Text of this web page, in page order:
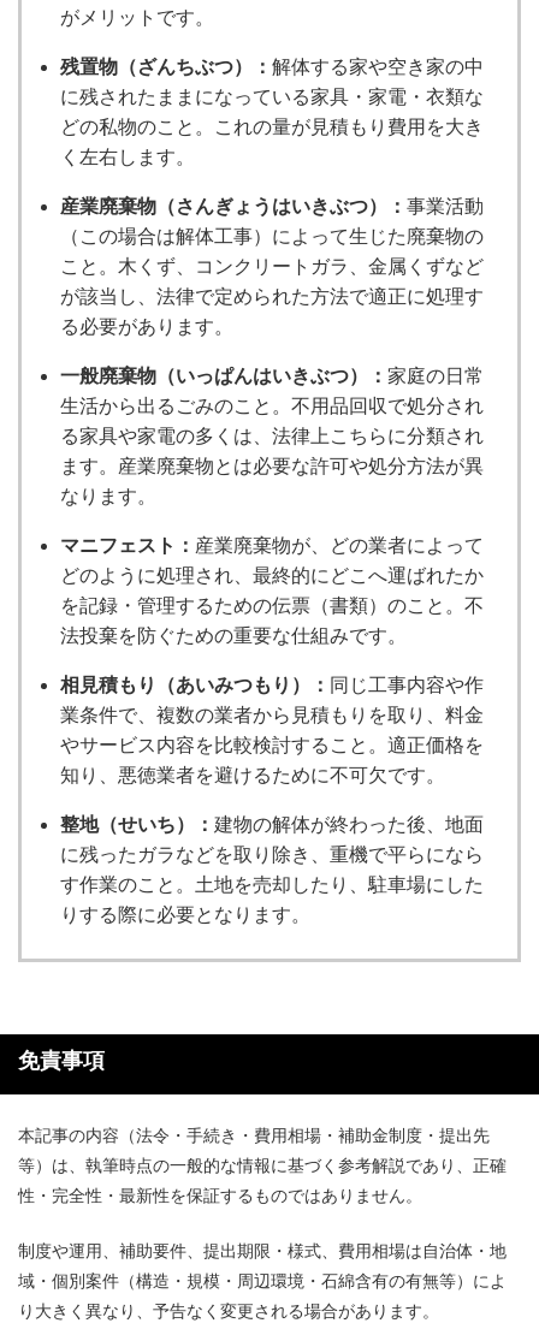
がメリットです。
残置物（ざんちぶつ）： 解体する家や空き家の中
に残されたままになっている家具・家電・衣類な
どの私物のこと。これの量が見積もり費用を大き
く左右します。
産業廃棄物（さんぎょうはいきぶつ）： 事業活動
（この場合は解体工事）によって生じた廃棄物の
こと。木くず、コンクリートガラ、金属くずなど
が該当し、法律で定められた方法で適正に処理す
る必要があります。
一般廃棄物（いっぱんはいきぶつ）： 家庭の日常
生活から出るごみのこと。不用品回収で処分され
る家具や家電の多くは、法律上こちらに分類され
ます。産業廃棄物とは必要な許可や処分方法が異
なります。
マニフェスト： 産業廃棄物が、どの業者によって
どのように処理され、最終的にどこへ運ばれたか
を記録・管理するための伝票（書類）のこと。不
法投棄を防ぐための重要な仕組みです。
相見積もり（あいみつもり）： 同じ工事内容や作
業条件で、複数の業者から見積もりを取り、料金
やサービス内容を比較検討すること。適正価格を
知り、悪徳業者を避けるために不可欠です。
整地（せいち）： 建物の解体が終わった後、地面
に残ったガラなどを取り除き、重機で平らになら
す作業のこと。土地を売却したり、駐車場にした
りする際に必要となります。
免責事項
本記事の内容（法令・手続き・費用相場・補助金制度・提出先
等）は、執筆時点の一般的な情報に基づく参考解説であり、正確
性・完全性・最新性を保証するものではありません。
制度や運用、補助要件、提出期限・様式、費用相場は自治体・地
域・個別案件（構造・規模・周辺環境・石綿含有の有無等）によ
り大きく異なり、予告なく変更される場合があります。